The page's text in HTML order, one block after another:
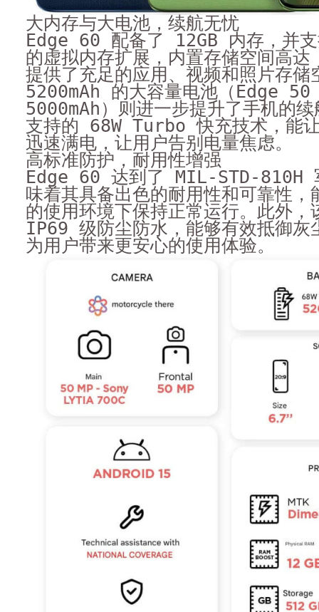
大内存与大电池，续航无忧
Edge 60 配备了 12GB 内存，并
的虚拟内存扩展，内置存储空间高
提供了充足的应用、视频和照片存储
5200mAh 的大容量电池（Edge 50
5000mAh）则进一步提升了手机的
支持的 68W Turbo 快充技术，能
迅速满电，让用户告别电量焦虑。
高标准防护，耐用性增强
Edge 60 达到了 MIL-STD-810H
味着其具备出色的耐用性和可靠性，
的使用环境下保持正常运行。此外，
IP69 级防尘防水，能够有效抵御灰
为用户带来更安心的使用体验。